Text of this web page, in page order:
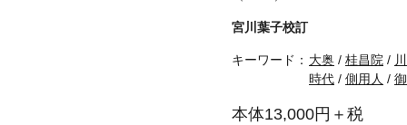
宮川葉子校訂
キーワード： 大奥 / 桂昌院 /
時代 / 側用人 /
本体13,000円＋税